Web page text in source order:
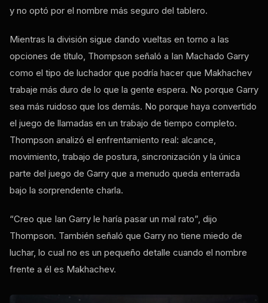
y no optó por el nombre más seguro del tablero.
Mientras la división sigue dando vueltas en torno a las
opciones de título, Thompson señaló a Ian Machado Garry
como el tipo de luchador que podría hacer que Makhachev
trabaje más duro de lo que la gente espera. No porque Garry
sea más ruidoso que los demás. No porque haya convertido
el juego de llamadas en un trabajo de tiempo completo.
Thompson analizó el enfrentamiento real: alcance,
movimiento, trabajo de postura, sincronización y la única
parte del juego de Garry que a menudo queda enterrada
bajo la sorprendente charla.
“Creo que Ian Garry le haría pasar un mal rato”, dijo
Thompson. También señaló que Garry no tiene miedo de
luchar, lo cual no es un pequeño detalle cuando el nombre
frente a él es Makhachev.